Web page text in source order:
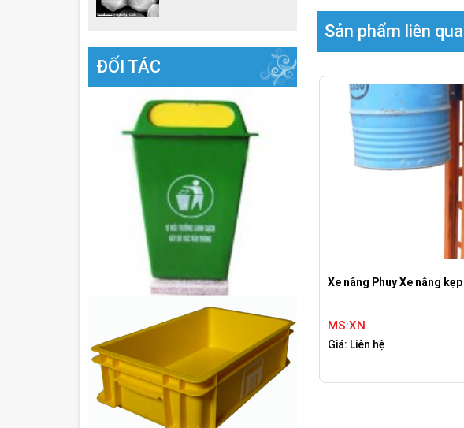
Sản phẩm liên
Xe nâng Phuy Xe nâng
MS:XN
Giá: Liên hệ
ĐỐI TÁC